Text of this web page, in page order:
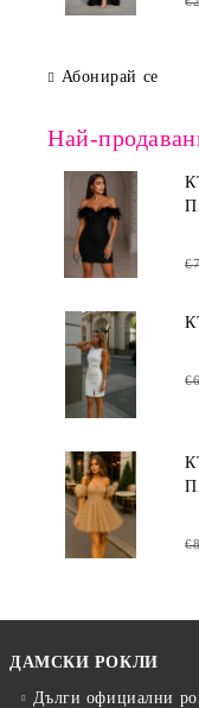
Абонирай се
Най-
ДАМСКИ РОКЛИ
Дълги официални